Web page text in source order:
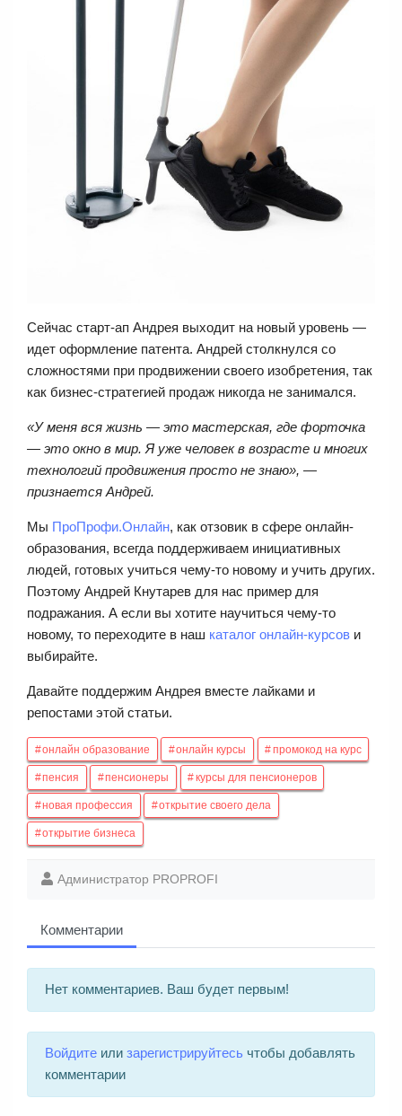
Сейчас старт-ап Андрея выходит на новый уровень —
идет оформление патента. Андрей столкнулся со
сложностями при продвижении своего изобретения, так
как бизнес-стратегией продаж никогда не занимался.
«У меня вся жизнь — это мастерская, где форточка
— это окно в мир. Я уже человек в возрасте и многих
технологий продвижения просто не знаю», —
признается Андрей.
Мы ПроПрофи.Онлайн, как отзовик в сфере онлайн-
образования, всегда поддерживаем инициативных
людей, готовых учиться чему-то новому и учить других.
Поэтому Андрей Кнутарев для нас пример для
подражания. А если вы хотите научиться чему-то
новому, то переходите в наш каталог онлайн-курсов и
выбирайте.
Давайте поддержим Андрея вместе лайками и
репостами этой статьи.
онлайн образование онлайн курсы промокод на курс
пенсия пенсионеры курсы для пенсионеров
новая профессия открытие своего дела
открытие бизнеса
Администратор PROPROFI
Комментарии
Нет комментариев. Ваш будет первым!
Войдитеили зарегистрируйтесь чтобы добавлять
комментарии